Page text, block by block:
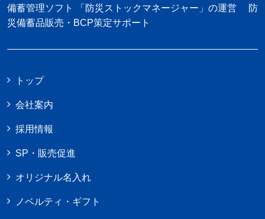
備蓄管理ソフト 「防災ストックマネージャー」の運営 防
災備蓄品販売・BCP策定サポート
トップ
会社案内
採用情報
SP・販売促進
オリジナル名入れ
ノベルティ・ギフト